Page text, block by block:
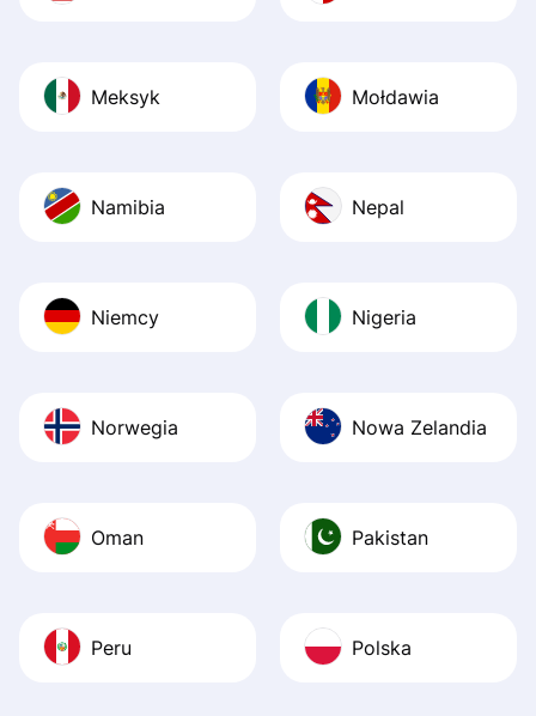
Meksyk Mołdawia
Namibia Nepal
Niemcy Nigeria
Norwegia Nowa Zelandia
Oman Pakistan
Peru Polska